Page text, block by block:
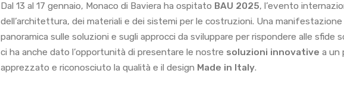
Dal 13 al 17 gennaio, Monaco di Baviera ha ospitato BAU 2025, l’evento
dell’architettura, dei materiali e dei sistemi per le costruzioni. Una
panoramica sulle soluzioni e sugli approcci da sviluppare per rispondere alle sfide
ci ha anche dato l’opportunità di presentare le nostre soluzioni innovative a un
apprezzato e riconosciuto la qualità e il design Made in Italy.